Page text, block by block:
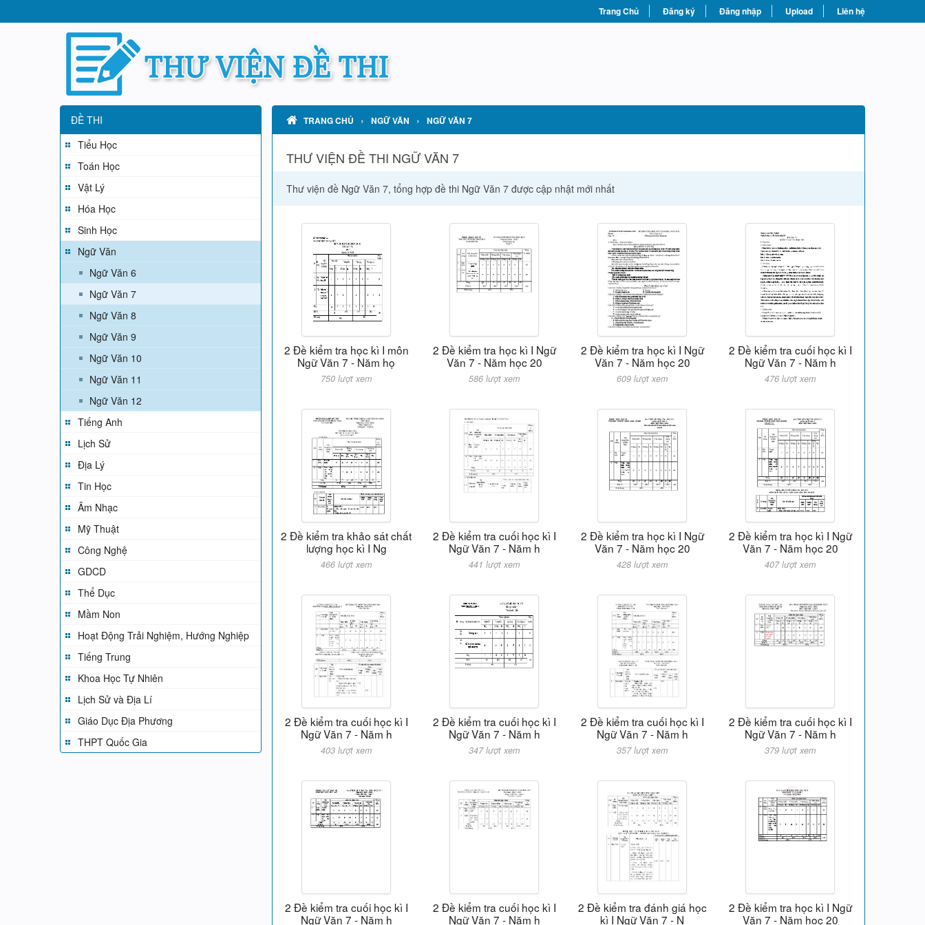
Trang Chủ Đăng ký Đăng nhập Upload Liên hệ
ĐỀ THI
Tiểu Học
Toán Học
Vật Lý
Hóa Học
Sinh Học
Ngữ Văn
Ngữ Văn 6
Ngữ Văn 7
Ngữ Văn 8
Ngữ Văn 9
Ngữ Văn 10
Ngữ Văn 11
Ngữ Văn 12
Tiếng Anh
Lịch Sử
Địa Lý
Tin Học
Âm Nhạc
Mỹ Thuật
Công Nghệ
GDCD
Thể Dục
Mầm Non
Hoạt Động Trải Nghiệm, Hướng Nghiệp
Tiếng Trung
Khoa Học Tự Nhiên
Lịch Sử và Địa Lí
Giáo Dục Địa Phương
THPT Quốc Gia
TRANG CHỦ › NGỮ VĂN › NGỮ VĂN 7
THƯ VIỆN ĐỀ THI NGỮ VĂN 7
Thư viện đề Ngữ Văn 7, tổng hợp đề thi Ngữ Văn 7 được cập nhật mới nhất
2 Đề kiểm tra học kì I môn
Ngữ Văn 7 - Năm họ
750 lượt xem
2 Đề kiểm tra học kì I Ngữ
Văn 7 - Năm học 20
586 lượt xem
2 Đề kiểm tra học kì I Ngữ
Văn 7 - Năm học 20
609 lượt xem
2 Đề kiểm tra cuối học kì I
Ngữ Văn 7 - Năm h
476 lượt xem
2 Đề kiểm tra khảo sát chất
lượng học kì I Ng
466 lượt xem
2 Đề kiểm tra cuối học kì I
Ngữ Văn 7 - Năm h
441 lượt xem
2 Đề kiểm tra học kì I Ngữ
Văn 7 - Năm học 20
428 lượt xem
2 Đề kiểm tra học kì I Ngữ
Văn 7 - Năm học 20
407 lượt xem
2 Đề kiểm tra cuối học kì I
Ngữ Văn 7 - Năm h
403 lượt xem
2 Đề kiểm tra cuối học kì I
Ngữ Văn 7 - Năm h
347 lượt xem
2 Đề kiểm tra cuối học kì I
Ngữ Văn 7 - Năm h
357 lượt xem
2 Đề kiểm tra cuối học kì I
Ngữ Văn 7 - Năm h
379 lượt xem
2 Đề kiểm tra cuối học kì I
Ngữ Văn 7 - Năm h
2 Đề kiểm tra cuối học kì I
Ngữ Văn 7 - Năm h
2 Đề kiểm tra đánh giá học
kì I Ngữ Văn 7 - N
2 Đề kiểm tra học kì I Ngữ
Văn 7 - Năm học 20